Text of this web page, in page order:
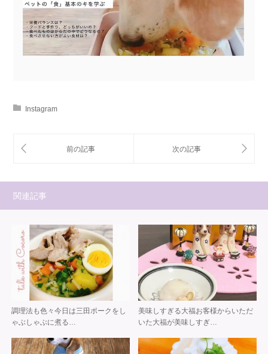
Instagram
関連記事
調理法も色々 今日は 三田ポークを し
ゃぶしゃぶに 煮る…
美味しすぎる大福 お客様からいただ
いた 大福が美味しすぎ…